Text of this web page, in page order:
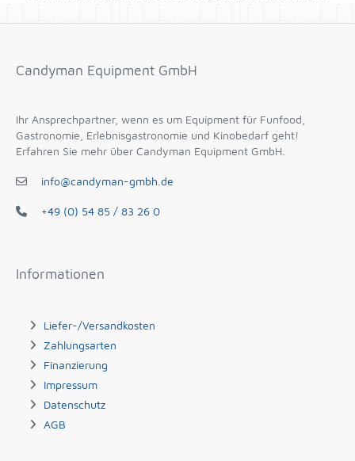
Candyman Equipment GmbH
Ihr Ansprechpartner, wenn es um Equipment für Funfood,
Gastronomie, Erlebnisgastronomie und Kinobedarf geht!
Erfahren Sie mehr über Candyman Equipment GmbH.
info@candyman-gmbh.de
+49 (0) 54 85 / 83 26 0
Informationen
Liefer-/Versandkosten
Zahlungsarten
Finanzierung
Impressum
Datenschutz
AGB